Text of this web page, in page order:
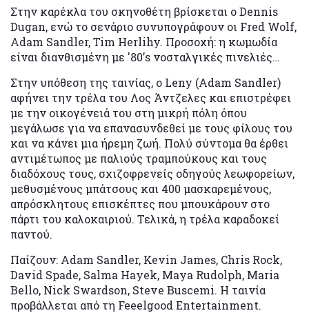
Στην καρέκλα του σκηνοθέτη βρίσκεται ο Dennis
Dugan, ενώ το σενάριο συνυπογράφουν οι Fred Wolf,
Adam Sandler, Tim Herlihy. Προσοχή: η κωμωδία
είναι διανθισμένη με '80’s νοσταλγικές πινελιές…
Στην υπόθεση της ταινίας, ο Leny (Adam Sandler)
αφήνει την τρέλα του Λος Άντζελες και επιστρέφει
με την οικογένειά του στη μικρή πόλη όπου
μεγάλωσε για να επανασυνδεθεί με τους φίλους του
και να κάνει μια ήρεμη ζωή. Πολύ σύντομα θα έρθει
αντιμέτωπος με παλιούς τραμπούκους και τους
διαδόχους τους, σχιζοφρενείς οδηγούς λεωφορείων,
μεθυσμένους μπάτσους και 400 μασκαρεμένους,
απρόσκλητους επισκέπτες που μπουκάρουν στο
πάρτι του καλοκαιριού. Τελικά, η τρέλα καραδοκεί
παντού.
Παίζουν: Adam Sandler, Kevin James, Chris Rock,
David Spade, Salma Hayek, Maya Rudolph, Maria
Bello, Nick Swardson, Steve Buscemi. H ταινία
προβάλλεται από τη Feeelgood Entertainment.